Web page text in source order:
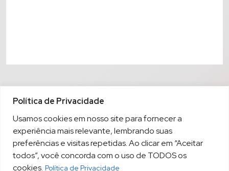
Política de Privacidade
Usamos cookies em nosso site para fornecer a
experiência mais relevante, lembrando suas
preferências e visitas repetidas. Ao clicar em “Aceitar
todos”, você concorda com o uso de TODOS os
cookies. Política de Privacidade